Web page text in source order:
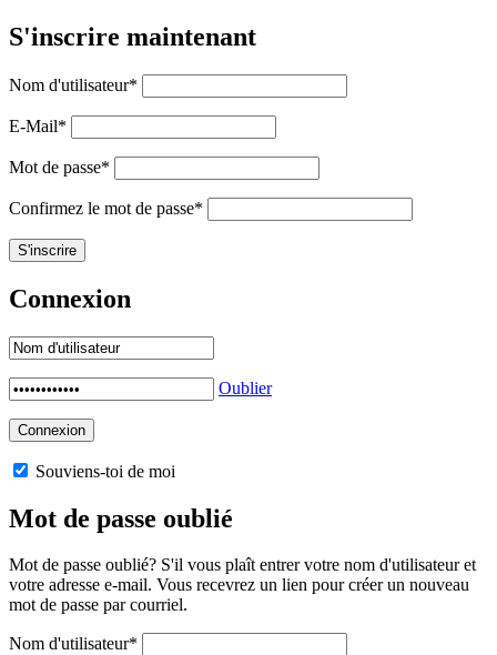
S'inscrire maintenant
Nom d'utilisateur*
E-Mail*
Mot de passe*
Confirmez le mot de passe*
Connexion
Oublier
Souviens-toi de moi
Mot de passe oublié
Mot de passe oublié? S'il vous plaît entrer votre nom d'utilisateur et
votre adresse e-mail. Vous recevrez un lien pour créer un nouveau
mot de passe par courriel.
Nom d'utilisateur*